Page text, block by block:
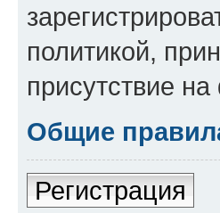
политикой,
присутствие
Общие
Регистрация